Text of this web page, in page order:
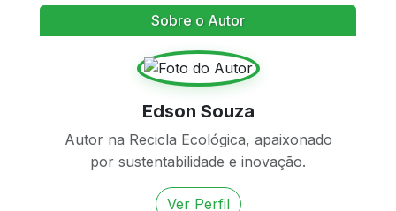
Sobre o Autor
Edson Souza
Autor na Recicla Ecológica, apaixonado
por sustentabilidade e inovação.
Ver Perfil